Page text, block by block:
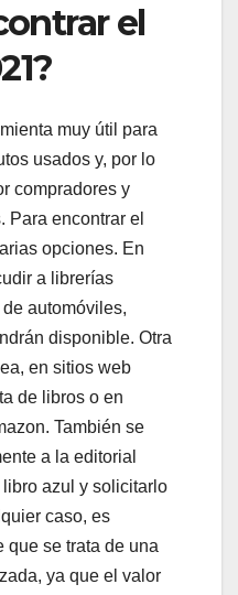
el
muy útil para
usados y, por lo
compradores y
Para encontrar el
opciones. En
a librerías
automóviles,
disponible. Otra
en sitios web
de libros o en
También se
a la editorial
azul y solicitarlo
caso, es
que se trata de una
ya que el valor